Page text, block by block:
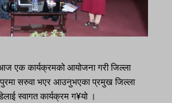
एक कार्यक्रमको आयोजना गरी जिल्ला
सरुवा भएर आउनुभएका प्रमुख जिल्ला
स्वागत कार्यक्रम ग¥यो ।